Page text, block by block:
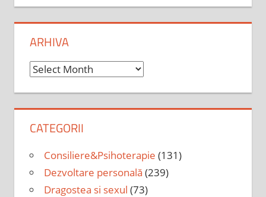
ARHIVA
Arhiva
CATEGORII
Consiliere&Psihoterapie (131)
Dezvoltare personală (239)
Dragostea si sexul (73)